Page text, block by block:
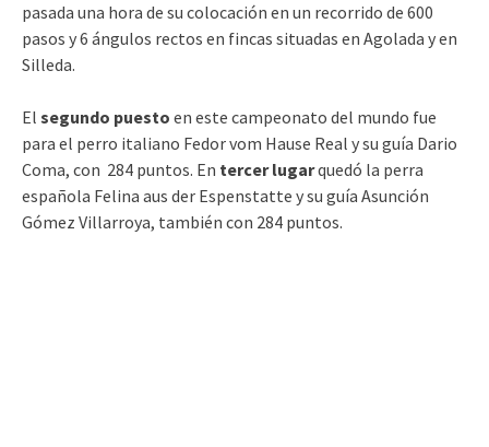
pasada una hora de su colocación en un recorrido de 600
pasos y 6 ángulos rectos en fincas situadas en Agolada y en
Silleda.
El segundo puesto en este campeonato del mundo fue
para el perro italiano Fedor vom Hause Real y su guía Dario
Coma, con 284 puntos. En tercer lugarquedó la perra
española Felina aus der Espenstatte y su guía Asunción
Gómez Villarroya, también con 284 puntos.